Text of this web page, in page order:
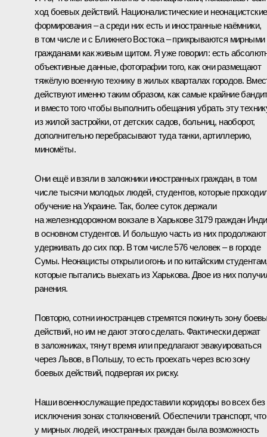
ход боевых действий. Националистические и неонацистские
формирования – а среди них есть и иностранные наёмники,
в том числе и с Ближнего Востока – прикрываются мирными
гражданами как живым щитом. Я уже говорил: есть
объективные данные, фотографии того, как они размещают
тяжёлую военную технику в жилых кварталах городов.
действуют именно таким образом, как самые крайние
и вместо того чтобы выполнить обещания убрать эту
из жилой застройки, от детских садов, больниц, наоборот,
дополнительно перебрасывают туда танки, артиллерию,
миномёты.
Они ещё и взяли в заложники иностранных граждан, в том
числе тысячи молодых людей, студентов, которые
обучение на Украине. Так, более суток держали
на железнодорожном вокзале в Харькове 3179 граждан
в основном студентов. И большую часть из них продолжают
удерживать до сих пор. В том числе 576 человек – в городе
Сумы. Неонацисты открыли огонь и по китайским
которые пытались выехать из Харькова. Двое из них
ранения.
Повторю, сотни иностранцев стремятся покинуть зону
действий, но им не дают этого сделать. Фактически держат
в заложниках, тянут время или предлагают эвакуироваться
через Львов, в Польшу, то есть проехать через всю зону
боевых действий, подвергая их риску.
Наши военнослужащие предоставили коридоры во всех без
исключения зонах столкновений. Обеспечили транспорт,
у мирных людей, иностранных граждан была возможность